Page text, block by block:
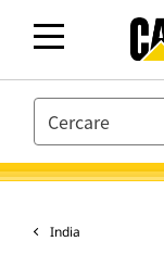
SEARCH
India